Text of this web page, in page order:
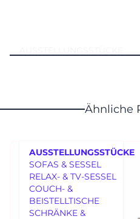
AUSSTELLUNGSSTÜCKE
SOFAS & SESSEL
RELAX- & TV-SESSEL
COUCH- &
BEISTELLTISCHE
SCHRÄNKE &
Ähnliche